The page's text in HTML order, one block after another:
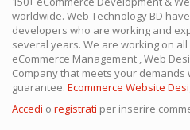
worldwide. Web Technology BD
developers who are working and
several years. We are working on
eCommerce Management , Web
Company that meets your demands
guarantee. Ecommerce Website
Accedi o registrati per inserire